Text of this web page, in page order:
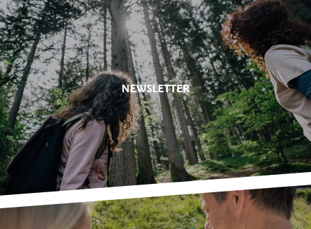
NEWSLETTER